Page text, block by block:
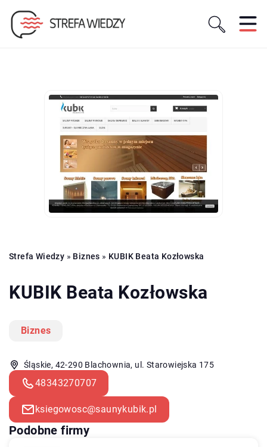
Strefa Wiedzy » Biznes » KUBIK Beata Kozłowska
KUBIK Beata Kozłowska
Biznes
Śląskie, 42-290 Blachownia, ul. Starowiejska 175
48343270707
ksiegowosc@saunykubik.pl
Podobne firmy